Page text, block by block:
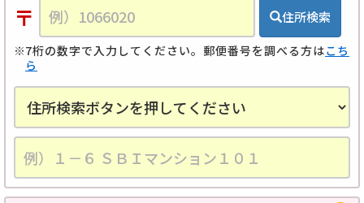
〒 住所検索
7桁の数字で入力してください。郵便番号を調べる方はこち
ら